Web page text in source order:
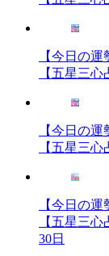
【今日の
【五星三
【今日の
【五星三
【今日の
【五星三
30日